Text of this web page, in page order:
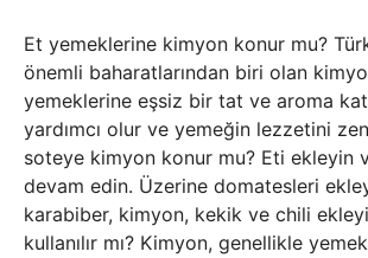
Et yemeklerine kimyon konur mu?
önemli baharatlarından biri olan
yemeklerine eşsiz bir tat ve aroma
yardımcı olur ve yemeğin lezzetini
soteye kimyon konur mu? Eti ekleyin
devam edin. Üzerine domatesleri
karabiber, kimyon, kekik ve chili
kullanılır mı? Kimyon, genellikle